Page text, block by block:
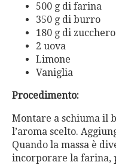
500 g di farina
350 g di burro
180 g di
2 uova
Limone
Vaniglia
Procedimento:
Montare a schiuma il
l’aroma scelto.
Quando la massa è
incorporare la farina,